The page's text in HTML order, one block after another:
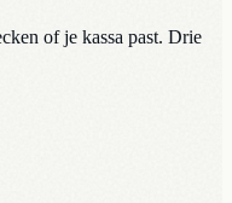
of je kassa past. Drie